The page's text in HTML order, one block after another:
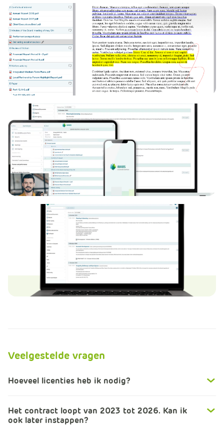
Veelgestelde vragen
Hoeveel licenties heb ik nodig?
Het contract loopt van 2023 tot 2026. Kan ik
ook later instappen?